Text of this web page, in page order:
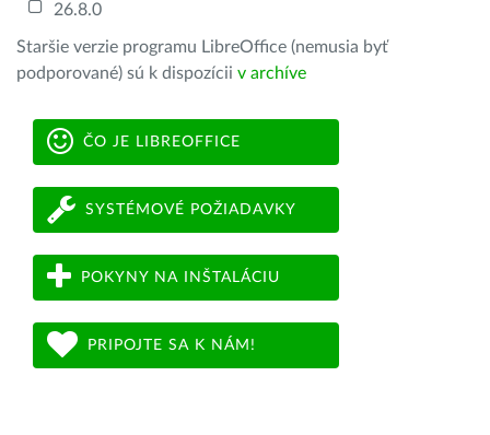
26.8.0
Staršie verzie programu LibreOffice (nemusia byť
podporované) sú k dispozícii v archíve
ČO JE LIBREOFFICE
SYSTÉMOVÉ POŽIADAVKY
POKYNY NA INŠTALÁCIU
PRIPOJTE SA K NÁM!